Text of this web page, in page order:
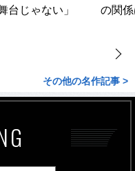
台じゃない」
の関
その他の名作記事 >